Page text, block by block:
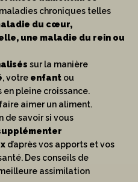
chroniques telles
du cœur,
une maladie du rein ou
sur la manière
, votre enfant ou
en pleine croissance.
aimer un aliment.
de savoir si vous
d’après vos apports et vos
Des conseils de
assimilation